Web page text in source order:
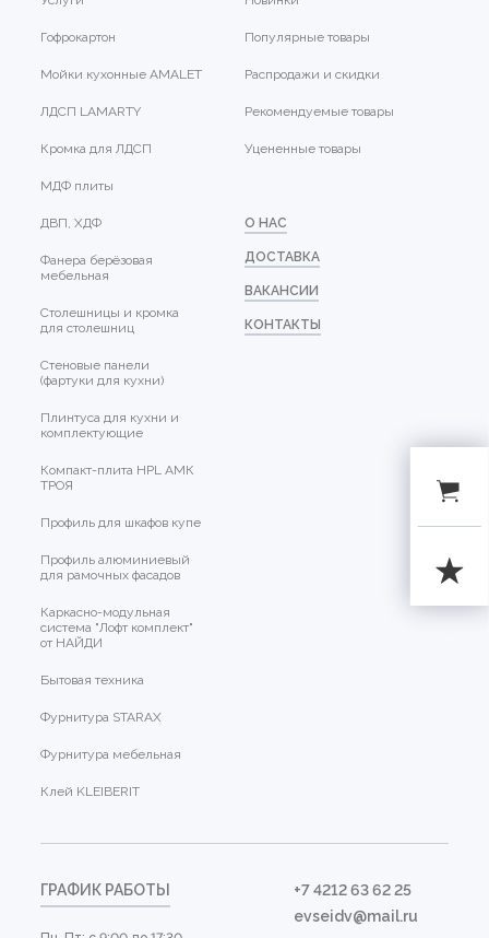
Гофрокартон
Мойки кухонные AMALET
ЛДСП LAMARTY
Кромка для ЛДСП
МДФ плиты
ДВП, ХДФ
Фанера берёзовая
мебельная
Столешницы и кромка
для столешниц
Стеновые панели
(фартуки для кухни)
Плинтуса для кухни и
комплектующие
Компакт-плита HPL АМК
ТРОЯ
Профиль для шкафов купе
Профиль алюминиевый
для рамочных фасадов
Каркасно-модульная
система "Лофт комплект"
от НАЙДИ
Бытовая техника
Фурнитура STARAX
Фурнитура мебельная
Клей KLEIBERIT
Популярные товары
Распродажи и скидки
Рекомендуемые товары
Уцененные товары
О НАС
ДОСТАВКА
ВАКАНСИИ
КОНТАКТЫ
ГРАФИК РАБОТЫ
+7 4212 63 62 25
evseidv@mail.ru